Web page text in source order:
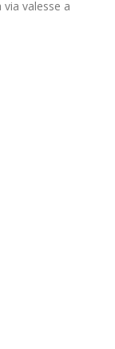
valesse a